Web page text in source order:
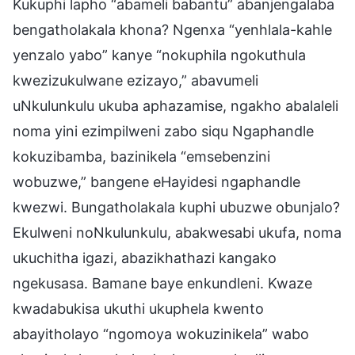
Kukuphi lapho “abameli babantu” abanjengalaba
bengatholakala khona? Ngenxa “yenhlala-kahle
yenzalo yabo” kanye “nokuphila ngokuthula
kwezizukulwane ezizayo,” abavumeli
uNkulunkulu ukuba aphazamise, ngakho abalaleli
noma yini ezimpilweni zabo siqu Ngaphandle
kokuzibamba, bazinikela “emsebenzini
wobuzwe,” bangene eHayidesi ngaphandle
kwezwi. Bungatholakala kuphi ubuzwe obunjalo?
Ekulweni noNkulunkulu, abakwesabi ukufa, noma
ukuchitha igazi, abazikhathazi kangako
ngekusasa. Bamane baye enkundleni. Kwaze
kwadabukisa ukuthi ukuphela kwento
abayitholayo “ngomoya wokuzinikela” wabo